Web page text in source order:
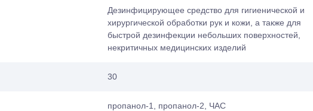
Дезинфицирующее средство для гигиенической и
хирургической обработки рук и кожи, а также для
быстрой дезинфекции небольших поверхностей,
некритичных медицинских изделий
30
пропанол-1, пропанол-2, ЧАС